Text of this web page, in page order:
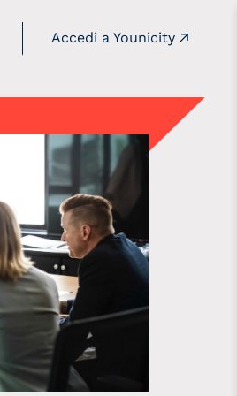
Insieme alle istituzioni
Accedi a Younicity